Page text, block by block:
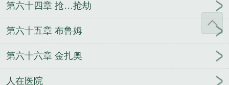
第六十四章 抢…抢劫
第六十五章 布鲁姆
第六十六章 金扎奥
人在医院